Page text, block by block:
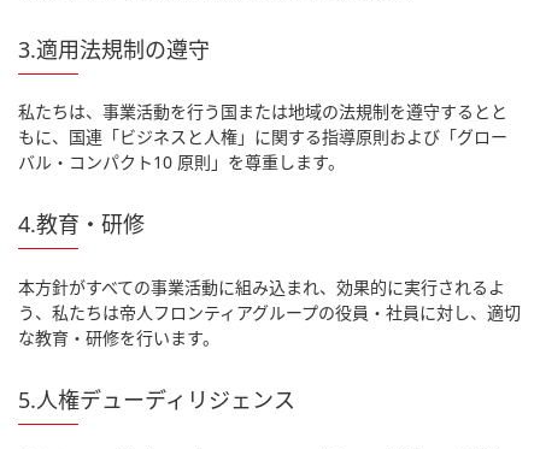
3.適用法規制の遵守
私たちは、事業活動を行う国または地域の法規制を遵守するとと
もに、国連「ビジネスと人権」に関する指導原則および「グロー
バル・コンパクト10 原則」を尊重します。
4.教育・研修
本方針がすべての事業活動に組み込まれ、効果的に実行されるよ
う、私たちは帝人フロンティアグループの役員・社員に対し、適切
な教育・研修を行います。
5.人権デューディリジェンス